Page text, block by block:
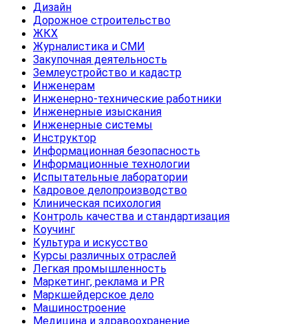
Дизайн
Дорожное строительство
ЖКХ
Журналистика и СМИ
Закупочная деятельность
Землеустройство и кадастр
Инженерам
Инженерно-технические работники
Инженерные изыскания
Инженерные системы
Инструктор
Информационная безопасность
Информационные технологии
Испытательные лаборатории
Кадровое делопроизводство
Клиническая психология
Контроль качества и стандартизация
Коучинг
Культура и искусство
Курсы различных отраслей
Легкая промышленность
Маркетинг, реклама и PR
Маркшейдерское дело
Машиностроение
Медицина и здравоохранение